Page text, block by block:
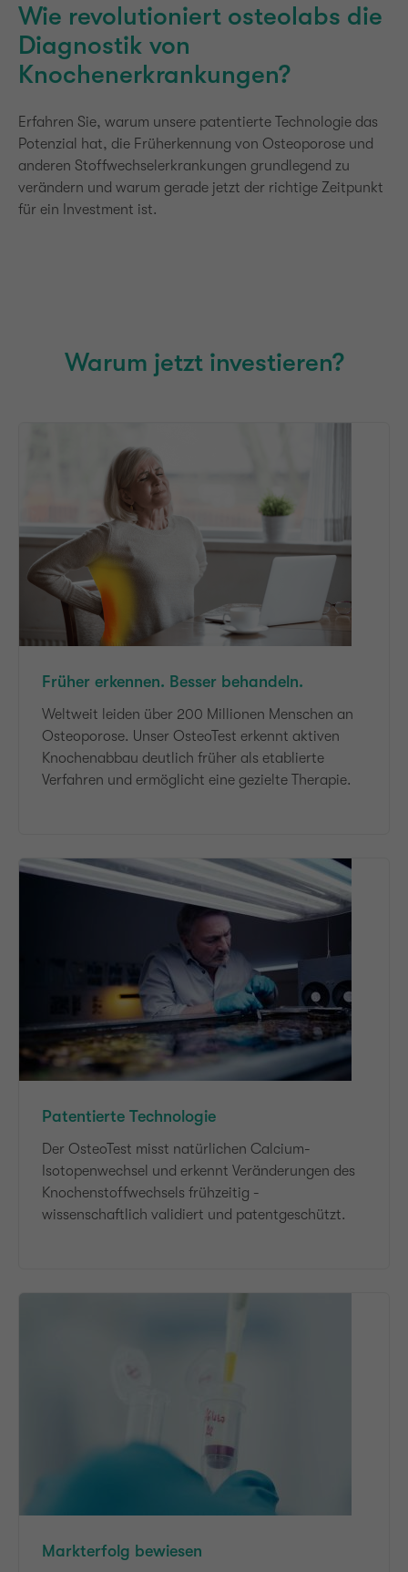
Wie revolutioniert osteolabs die
Diagnostik von
Knochenerkrankungen?
Erfahren Sie, warum unsere patentierte Technologie das
Potenzial hat, die Früherkennung von Osteoporose und
anderen Stoffwechselerkrankungen grundlegend zu
verändern und warum gerade jetzt der richtige Zeitpunkt
für ein Investment ist.
Warum jetzt investieren?
Früher erkennen. Besser behandeln.
Weltweit leiden über 200 Millionen Menschen an
Osteoporose. Unser OsteoTest erkennt aktiven
Knochenabbau deutlich früher als etablierte
Verfahren und ermöglicht eine gezielte Therapie.
Patentierte Technologie
Der OsteoTest misst natürlichen Calcium-
Isotopenwechsel und erkennt Veränderungen des
Knochenstoffwechsels frühzeitig -
wissenschaftlich validiert und patentgeschützt.
Markterfolg bewiesen